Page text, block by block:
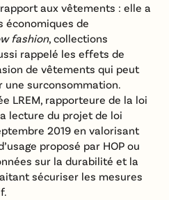
aux vêtements : elle a
économiques de
fashion, collections
rappelé les effets de
de vêtements qui peut
une surconsommation.
LREM, rapporteure de la loi
lecture du projet de loi
2019 en valorisant
proposé par HOP ou
sur la durabilité et la
sécuriser les mesures